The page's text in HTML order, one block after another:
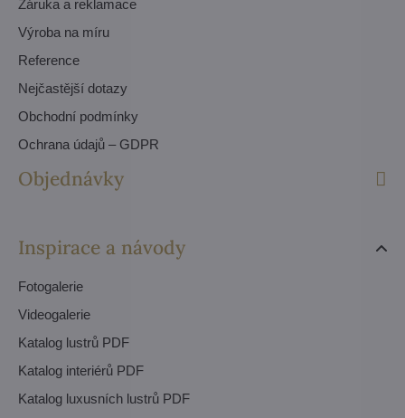
Záruka a reklamace
Výroba na míru
Reference
Nejčastější dotazy
Obchodní podmínky
Ochrana údajů – GDPR
Objednávky
Inspirace a návody
Fotogalerie
Videogalerie
Katalog lustrů PDF
Katalog interiérů PDF
Katalog luxusních lustrů PDF